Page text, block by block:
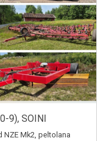
9), SOINI
NZE Mk2, peltolana